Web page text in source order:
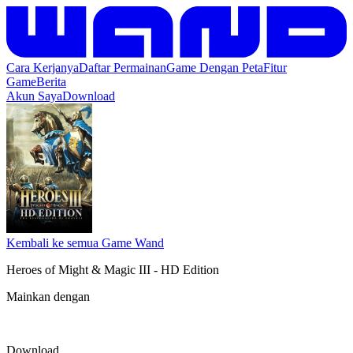
Cara KerjanyaDaftar PermainanGame Dengan PetaFitur
GameBerita
Akun SayaDownload
Kembali ke semua Game Wand
Heroes of Might & Magic III - HD Edition
Mainkan dengan
Download